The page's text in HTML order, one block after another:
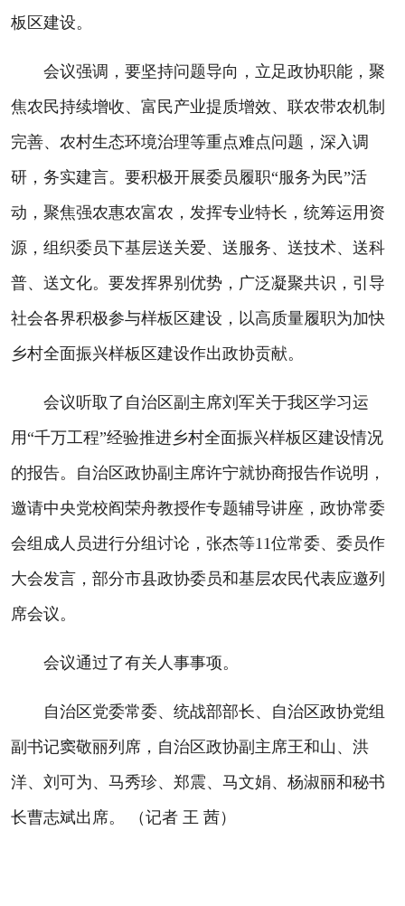
板区建设。
会议强调，要坚持问题导向，立足政协职能，聚
焦农民持续增收、富民产业提质增效、联农带农机制
完善、农村生态环境治理等重点难点问题，深入调
研，务实建言。要积极开展委员履职“服务为民”活
动，聚焦强农惠农富农，发挥专业特长，统筹运用资
源，组织委员下基层送关爱、送服务、送技术、送科
普、送文化。要发挥界别优势，广泛凝聚共识，引导
社会各界积极参与样板区建设，以高质量履职为加快
乡村全面振兴样板区建设作出政协贡献。
会议听取了自治区副主席刘军关于我区学习运
用“千万工程”经验推进乡村全面振兴样板区建设情况
的报告。自治区政协副主席许宁就协商报告作说明，
邀请中央党校阎荣舟教授作专题辅导讲座，政协常委
会组成人员进行分组讨论，张杰等11位常委、委员作
大会发言，部分市县政协委员和基层农民代表应邀列
席会议。
会议通过了有关人事事项。
自治区党委常委、统战部部长、自治区政协党组
副书记窦敬丽列席，自治区政协副主席王和山、洪
洋、刘可为、马秀珍、郑震、马文娟、杨淑丽和秘书
长曹志斌出席。 （记者 王 茜）